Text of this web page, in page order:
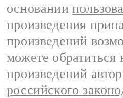
основании
произведения
произведений
можете обратиться
произведений
российского